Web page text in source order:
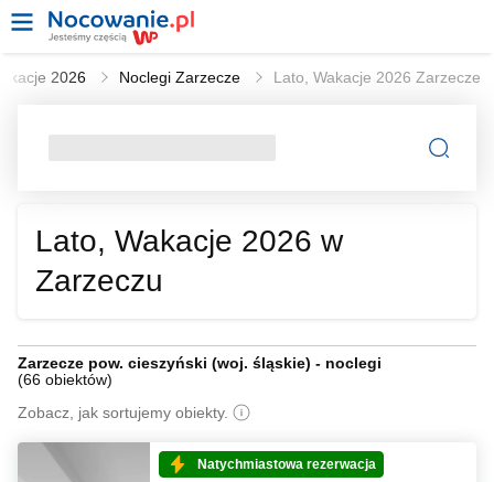
2026 Noclegi Zarzecze Lato, Wakacje 2026 Zarzecze
Lato, Wakacje 2026 w
Zarzeczu
Zarzecze pow. cieszyński (woj. śląskie) - noclegi
(66 obiektów)
Zobacz, jak sortujemy obiekty.
Natychmiastowa rezerwacja